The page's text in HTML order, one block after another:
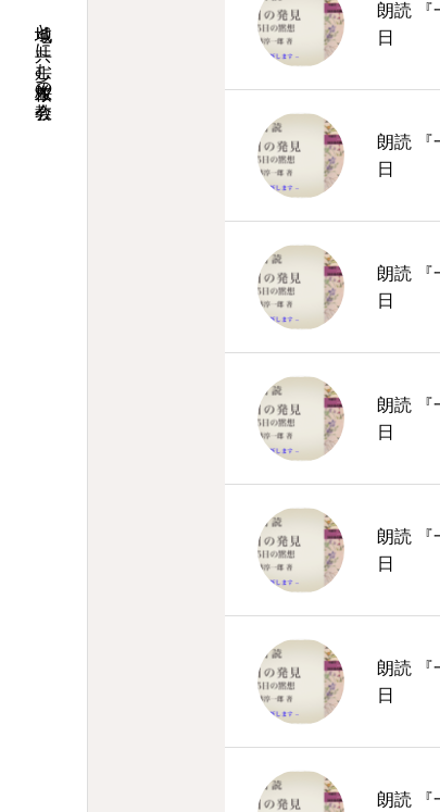
地域と共に歩む桜並木の教会
朗読 『
日
朗読 『
日
朗読 『
日
朗読 『
日
朗読 『
日
朗読 『
日
朗読 『